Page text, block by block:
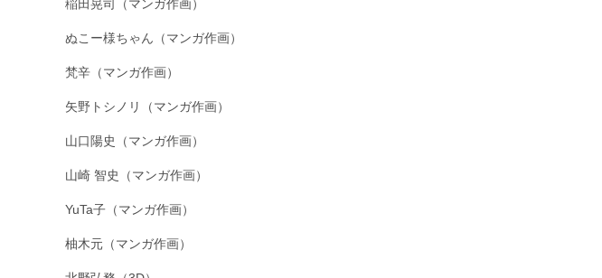
稲田晃司（マンガ作画）
ぬこー様ちゃん（マンガ作画）
梵辛（マンガ作画）
矢野トシノリ（マンガ作画）
山口陽史（マンガ作画）
山崎 智史（マンガ作画）
YuTa子（マンガ作画）
柚木元（マンガ作画）